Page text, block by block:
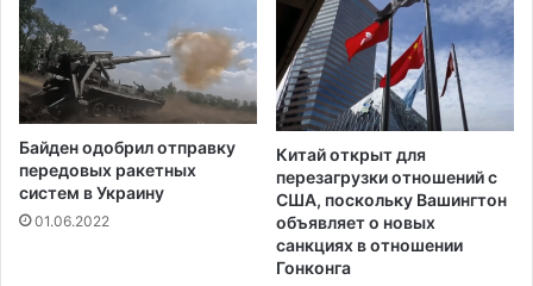
Байден одобрил отправку
передовых ракетных
систем в Украину
01.06.2022
Китай открыт для
перезагрузки отношений с
США, поскольку Вашингтон
объявляет о новых
санкциях в отношении
Гонконга